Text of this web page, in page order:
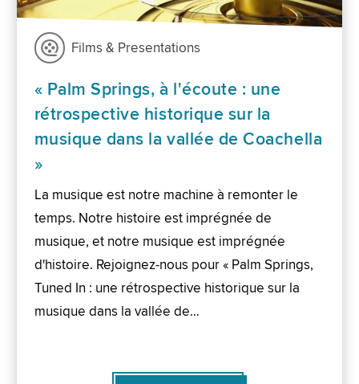
Films & Presentations
« Palm Springs, à l'écoute : une
rétrospective historique sur la
musique dans la vallée de Coachella
»
La musique est notre machine à remonter le
temps. Notre histoire est imprégnée de
musique, et notre musique est imprégnée
d'histoire. Rejoignez-nous pour « Palm Springs,
Tuned In : une rétrospective historique sur la
musique dans la vallée de…